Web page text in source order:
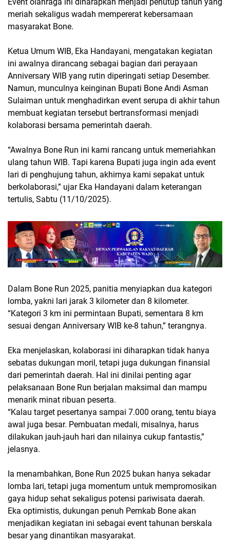
meriah sekaligus wadah mempererat kebersamaan
masyarakat Bone.
Ketua Umum WIB, Eka Handayani, mengatakan kegiatan
ini awalnya dirancang sebagai bagian dari perayaan
Anniversary WIB yang rutin diperingati setiap Desember.
Namun, munculnya keinginan Bupati Bone Andi Asman
Sulaiman untuk menghadirkan event serupa di akhir tahun
membuat kegiatan tersebut bertransformasi menjadi
kolaborasi bersama pemerintah daerah.
“Awalnya Bone Run ini kami rancang untuk memeriahkan
ulang tahun WIB. Tapi karena Bupati juga ingin ada event
lari di penghujung tahun, akhirnya kami sepakat untuk
berkolaborasi,” ujar Eka Handayani dalam keterangan
tertulis, Sabtu (11/10/2025).
Dalam Bone Run 2025, panitia menyiapkan dua kategori
lomba, yakni lari jarak 3 kilometer dan 8 kilometer.
“Kategori 3 km ini permintaan Bupati, sementara 8 km
sesuai dengan Anniversary WIB ke-8 tahun,” terangnya.
Eka menjelaskan, kolaborasi ini diharapkan tidak hanya
sebatas dukungan moril, tetapi juga dukungan finansial
dari pemerintah daerah. Hal ini dinilai penting agar
pelaksanaan Bone Run berjalan maksimal dan mampu
menarik minat ribuan peserta.
“Kalau target pesertanya sampai 7.000 orang, tentu biaya
awal juga besar. Pembuatan medali, misalnya, harus
dilakukan jauh-jauh hari dan nilainya cukup fantastis,”
jelasnya.
Ia menambahkan, Bone Run 2025 bukan hanya sekadar
lomba lari, tetapi juga momentum untuk mempromosikan
gaya hidup sehat sekaligus potensi pariwisata daerah.
Eka optimistis, dukungan penuh Pemkab Bone akan
menjadikan kegiatan ini sebagai event tahunan berskala
besar yang dinantikan masyarakat.